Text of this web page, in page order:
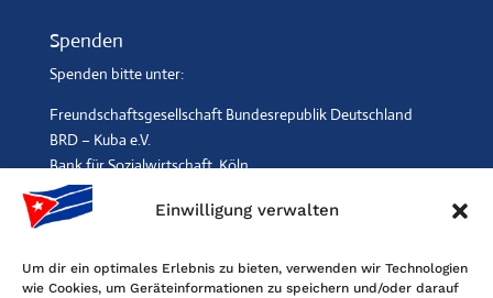
Einwilligung verwalten
Um dir ein optimales Erlebnis zu bieten, verwenden wir Technologien
wie Cookies, um Geräteinformationen zu speichern und/oder darauf
Spenden
Spenden bitte unter:
Freundschaftsgesellschaft Bundesrepublik Deutschland
BRD – Kuba e.V.
Bank für Sozialwirtschaft, Köln
IBAN: DE96 3702 0500 0001 2369 00, BIC: BFSWDE33XXX